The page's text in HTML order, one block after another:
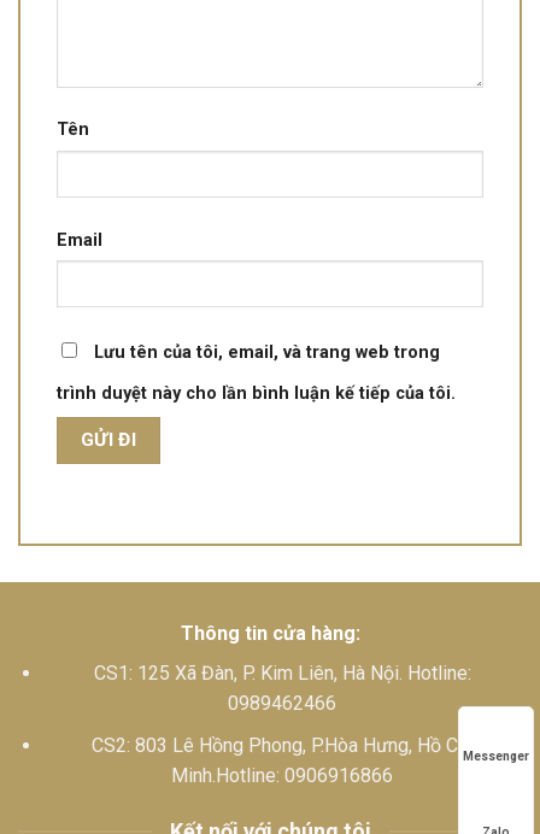
Tên
Email
Lưu tên của tôi, email, và trang web trong
trình duyệt này cho lần bình luận kế tiếp của tôi.
Thông tin cửa hàng:
CS1: 125 Xã Đàn, P. Kim Liên, Hà Nội. Hotline:
0989462466
CS2: 803 Lê Hồng Phong, P.Hòa Hưng, Hồ Chí
Minh.Hotline: 0906916866
Messenger